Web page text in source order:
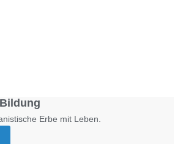
Erbe mit Leben.